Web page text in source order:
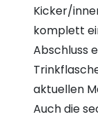
Kicker/
komplett
Abschluss
aktuellen
Auch die